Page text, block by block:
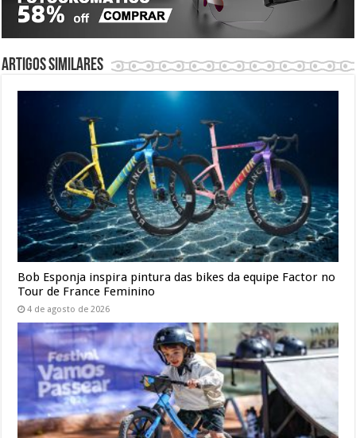
Artigos similares
Bob Esponja inspira pintura das bikes da equipe Factor no
Tour de France Feminino
4 de agosto de 2026